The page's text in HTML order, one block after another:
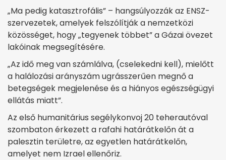
„Ma pedig katasztrofális” – hangsúlyozzák az ENSZ-
szervezetek, amelyek felszólítják a nemzetközi
közösséget, hogy „tegyenek többet” a Gázai övezet
lakóinak megsegítésére.
„Az idő meg van számlálva, (cselekedni kell), mielőtt
a halálozási arányszám ugrásszerűen megnő a
betegségek megjelenése és a hiányos egészségügyi
ellátás miatt”.
Az első humanitárius segélykonvoj 20 teherautóval
szombaton érkezett a rafahi határátkelőn át a
palesztin területre, az egyetlen határátkelőn,
amelyet nem Izrael ellenőriz.